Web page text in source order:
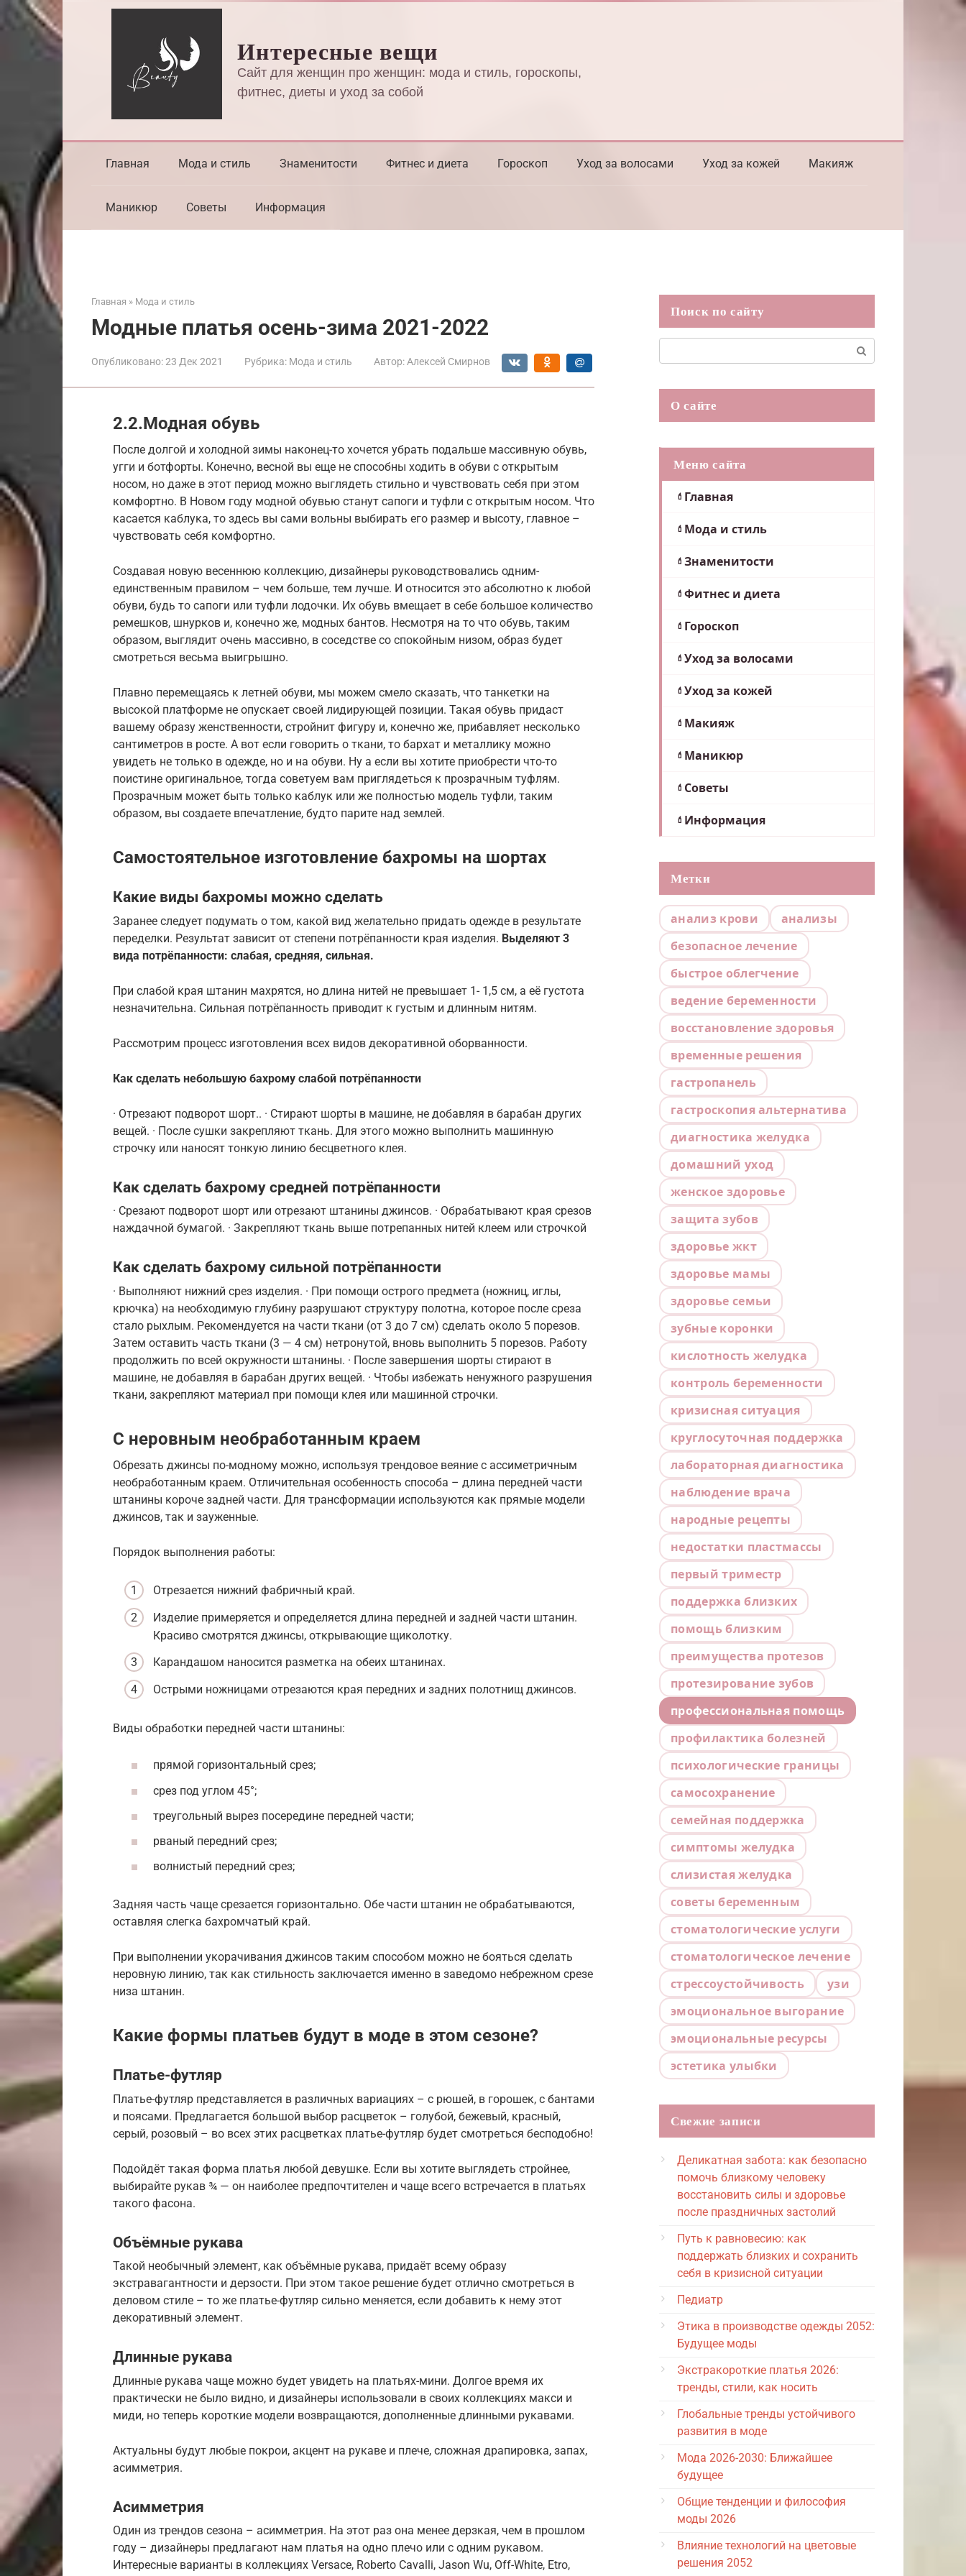
Перейти
к
контенту
Интересные вещи
Сайт для женщин про женщин: мода и стиль, гороскопы,
фитнес, диеты и уход за собой
Главная Мода и стиль Знаменитости Фитнес и диета Гороскоп Уход за волосами Уход за кожей Макияж
Маникюр Советы Информация
Главная » Мода и стиль
Модные платья осень-зима 2021-2022
Опубликовано:23 Дек 2021 Рубрика: Мода и стиль Автор: Алексей Смирнов
2.2.Модная обувь
После долгой и холодной зимы наконец-то хочется убрать подальше массивную обувь,
угги и ботфорты. Конечно, весной вы еще не способны ходить в обуви с открытым
носом, но даже в этот период можно выглядеть стильно и чувствовать себя при этом
комфортно. В Новом году модной обувью станут сапоги и туфли с открытым носом. Что
касается каблука, то здесь вы сами вольны выбирать его размер и высоту, главное –
чувствовать себя комфортно.
Создавая новую весеннюю коллекцию, дизайнеры руководствовались одним-
единственным правилом – чем больше, тем лучше. И относится это абсолютно к любой
обуви, будь то сапоги или туфли лодочки. Их обувь вмещает в себе большое количество
ремешков, шнурков и, конечно же, модных бантов. Несмотря на то что обувь, таким
образом, выглядит очень массивно, в соседстве со спокойным низом, образ будет
смотреться весьма выигрышно.
Плавно перемещаясь к летней обуви, мы можем смело сказать, что танкетки на
высокой платформе не опускает своей лидирующей позиции. Такая обувь придаст
вашему образу женственности, стройнит фигуру и, конечно же, прибавляет несколько
сантиметров в росте. А вот если говорить о ткани, то бархат и металлику можно
увидеть не только в одежде, но и на обуви. Ну а если вы хотите приобрести что-то
поистине оригинальное, тогда советуем вам приглядеться к прозрачным туфлям.
Прозрачным может быть только каблук или же полностью модель туфли, таким
образом, вы создаете впечатление, будто парите над землей.
Самостоятельное изготовление бахромы на шортах
Какие виды бахромы можно сделать
Заранее следует подумать о том, какой вид желательно придать одежде в результате
переделки. Результат зависит от степени потрёпанности края изделия. Выделяют 3
вида потрёпанности: слабая, средняя, сильная.
При слабой края штанин махрятся, но длина нитей не превышает 1- 1,5 см, а её густота
незначительна. Сильная потрёпанность приводит к густым и длинным нитям.
Рассмотрим процесс изготовления всех видов декоративной оборванности.
Как сделать небольшую бахрому слабой потрёпанности
· Отрезают подворот шорт.. · Стирают шорты в машине, не добавляя в барабан других
вещей. · После сушки закрепляют ткань. Для этого можно выполнить машинную
строчку или наносят тонкую линию бесцветного клея.
Как сделать бахрому средней потрёпанности
· Срезают подворот шорт или отрезают штанины джинсов. · Обрабатывают края срезов
наждачной бумагой. · Закрепляют ткань выше потрепанных нитей клеем или строчкой
Как сделать бахрому сильной потрёпанности
· Выполняют нижний срез изделия. · При помощи острого предмета (ножниц, иглы,
крючка) на необходимую глубину разрушают структуру полотна, которое после среза
стало рыхлым. Рекомендуется на части ткани (от 3 до 7 см) сделать около 5 порезов.
Затем оставить часть ткани (3 — 4 см) нетронутой, вновь выполнить 5 порезов. Работу
продолжить по всей окружности штанины. · После завершения шорты стирают в
машине, не добавляя в барабан других вещей. · Чтобы избежать ненужного разрушения
ткани, закрепляют материал при помощи клея или машинной строчки.
С неровным необработанным краем
Обрезать джинсы по-модному можно, используя трендовое веяние с ассиметричным
необработанным краем. Отличительная особенность способа – длина передней части
штанины короче задней части. Для трансформации используются как прямые модели
джинсов, так и зауженные.
Порядок выполнения работы:
Отрезается нижний фабричный край.
Изделие примеряется и определяется длина передней и задней части штанин.
Красиво смотрятся джинсы, открывающие щиколотку.
Карандашом наносится разметка на обеих штанинах.
Острыми ножницами отрезаются края передних и задних полотнищ джинсов.
Виды обработки передней части штанины:
прямой горизонтальный срез;
срез под углом 45°;
треугольный вырез посередине передней части;
рваный передний срез;
волнистый передний срез;
Задняя часть чаще срезается горизонтально. Обе части штанин не обрабатываются,
оставляя слегка бахромчатый край.
При выполнении укорачивания джинсов таким способом можно не бояться сделать
неровную линию, так как стильность заключается именно в заведомо небрежном срезе
низа штанин.
Какие формы платьев будут в моде в этом сезоне?
Платье-футляр
Платье-футляр представляется в различных вариациях – с рюшей, в горошек, с бантами
и поясами. Предлагается большой выбор расцветок – голубой, бежевый, красный,
серый, розовый – во всех этих расцветках платье-футляр будет смотреться бесподобно!
Подойдёт такая форма платья любой девушке. Если вы хотите выглядеть стройнее,
выбирайте рукав ¾ — он наиболее предпочтителен и чаще всего встречается в платьях
такого фасона.
Объёмные рукава
Такой необычный элемент, как объёмные рукава, придаёт всему образу
экстравагантности и дерзости. При этом такое решение будет отлично смотреться в
деловом стиле – то же платье-футляр сильно меняется, если добавить к нему этот
декоративный элемент.
Длинные рукава
Длинные рукава чаще можно будет увидеть на платьях-мини. Долгое время их
практически не было видно, и дизайнеры использовали в своих коллекциях макси и
миди, но теперь короткие модели возвращаются, дополненные длинными рукавами.
Актуальны будут любые покрои, акцент на рукаве и плече, сложная драпировка, запах,
асимметрия.
Асимметрия
Один из трендов сезона – асимметрия. На этот раз она менее дерзкая, чем в прошлом
году – дизайнеры предлагают нам платья на одно плечо или с одним рукавом.
Интересные варианты в коллекциях Versace, Roberto Cavalli, Jason Wu, Off-White, Etro,
Поиск по сайту
О сайте
Меню сайта
Главная
Мода и стиль
Знаменитости
Фитнес и диета
Гороскоп
Уход за волосами
Уход за кожей
Макияж
Маникюр
Советы
Информация
Метки
анализ крови
анализы
безопасное лечение
быстрое облегчение
ведение беременности
восстановление здоровья
временные решения
гастропанель
гастроскопия альтернатива
диагностика желудка
домашний уход
женское здоровье
защита зубов
здоровье жкт
здоровье мамы
здоровье семьи
зубные коронки
кислотность желудка
контроль беременности
кризисная ситуация
круглосуточная поддержка
лабораторная диагностика
наблюдение врача
народные рецепты
недостатки пластмассы
первый триместр
поддержка близких
помощь близким
преимущества протезов
протезирование зубов
профессиональная помощь
профилактика болезней
психологические границы
самосохранение
семейная поддержка
симптомы желудка
слизистая желудка
советы беременным
стоматологические услуги
стоматологическое лечение
стрессоустойчивость
узи
эмоциональное выгорание
эмоциональные ресурсы
эстетика улыбки
Свежие записи
Деликатная забота: как безопасно
помочь близкому человеку
восстановить силы и здоровье
после праздничных застолий
Путь к равновесию: как
поддержать близких и сохранить
себя в кризисной ситуации
Педиатр
Этика в производстве одежды 2052:
Будущее моды
Экстракороткие платья 2026:
тренды, стили, как носить
Глобальные тренды устойчивого
развития в моде
Мода 2026-2030: Ближайшее
будущее
Общие тенденции и философия
моды 2026
Влияние технологий на цветовые
решения 2052